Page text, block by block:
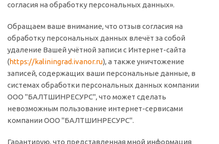
согласия на обработку персональных данных».
Обращаем ваше внимание, что отзыв согласия на
обработку персональных данных влечёт за собой
удаление Вашей учётной записи с Интернет-сайта
(https://kaliningrad.ivanor.ru), а также уничтожение
записей, содержащих ваши персональные данные, в
системах обработки персональных данных компании
ООО "БАЛТШИНРЕСУРС", что может сделать
невозможным пользование интернет-сервисами
компании ООО "БАЛТШИНРЕСУРС".
Гарантирую, что представленная мной информация